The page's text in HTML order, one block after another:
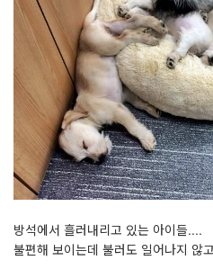
방석에서 흘러내리고 있는 아이들....
불편해 보이는데 불러도 일어나지 않